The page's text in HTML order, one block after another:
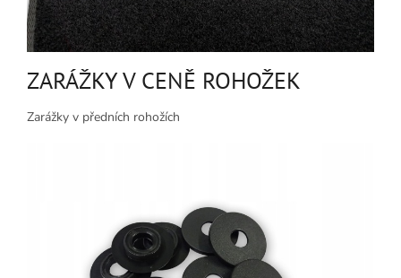
ZARÁŽKY V CENĚ ROHOŽEK
Zarážky v předních rohožích